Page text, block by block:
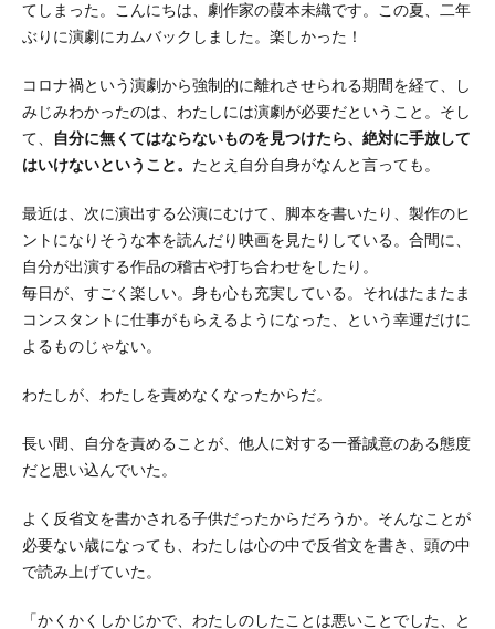
てしまった。こんにちは、劇作家の葭本未織です。この夏、二年
ぶりに演劇にカムバックしました。楽しかった！
コロナ禍という演劇から強制的に離れさせられる期間を経て、し
みじみわかったのは、わたしには演劇が必要だということ。そし
て、
自分に無くてはならないものを見つけたら、絶対に手放して
はいけないということ。 たとえ自分自身がなんと言っても。
最近は、次に演出する公演にむけて、脚本を書いたり、製作のヒ
ントになりそうな本を読んだり映画を見たりしている。合間に、
自分が出演する作品の稽古や打ち合わせをしたり。
毎日が、すごく楽しい。身も心も充実している。それはたまたま
コンスタントに仕事がもらえるようになった、という幸運だけに
よるものじゃない。
わたしが、わたしを責めなくなったからだ。
長い間、自分を責めることが、他人に対する一番誠意のある態度
だと思い込んでいた。
よく反省文を書かされる子供だったからだろうか。そんなことが
必要ない歳になっても、わたしは心の中で反省文を書き、頭の中
で読み上げていた。
「かくかくしかじかで、わたしのしたことは悪いことでした、と